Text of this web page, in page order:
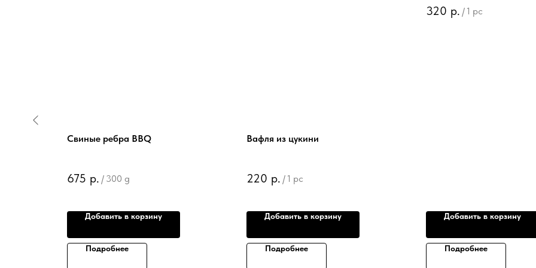
Свиные ребра BBQ
675 р. / 300 g
Добавить в корзину
Подробнее
Вафля из цукини
220 р. / 1 pc
Добавить в корзину
Подробнее
320 р. / 1 pc
Добавить в корзину
Подробнее